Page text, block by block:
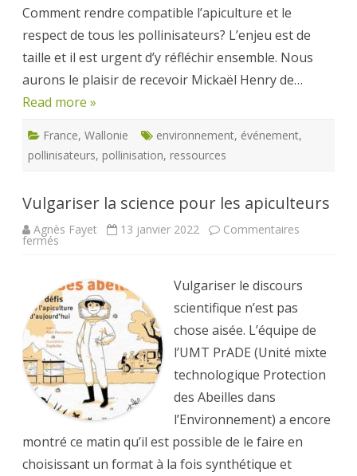
Comment rendre compatible l’apiculture et le
respect de tous les pollinisateurs? L’enjeu est de
taille et il est urgent d’y réfléchir ensemble. Nous
aurons le plaisir de recevoir Mickaël Henry de…
Read more »
France, Wallonie environnement, événement,
pollinisateurs, pollinisation, ressources
Vulgariser la science pour les apiculteurs
Agnès Fayet 13 janvier 2022 Commentaires
fermés
pour
les
apiculteurs
Vulgariser le discours
scientifique n’est pas
chose aisée. L’équipe de
l’UMT PrADE (Unité mixte
technologique Protection
des Abeilles dans
l’Environnement) a encore
montré ce matin qu’il est possible de le faire en
choisissant un format à la fois synthétique et